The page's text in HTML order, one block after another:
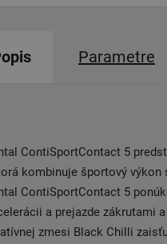
Parametre
ContiSportContact 5
kombinuje športový
ContiSportContact 5
a prejazde zákrutami
zmesi Black Chilli